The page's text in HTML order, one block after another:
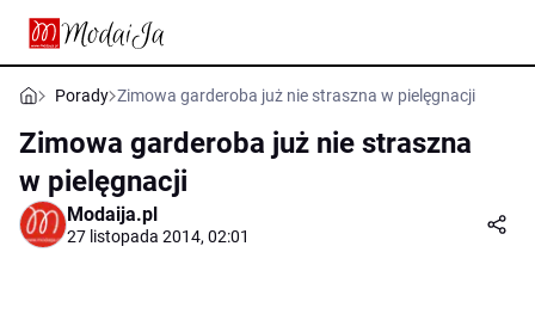
Porady Zimowa garderoba już nie straszna w pielęgnacji
Zimowa garderoba już nie straszna
w pielęgnacji
Modaija.pl
27 listopada 2014, 02:01